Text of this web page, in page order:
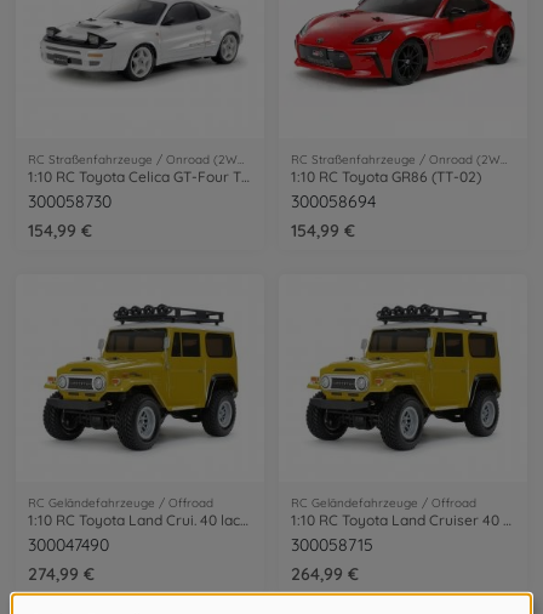
RC Straßenfahrzeuge / Onroad (2WD/4WD)
1:10 RC Toyota Celica GT-Four TT-02 ST185
300058730
154,99 €
RC Straßenfahrzeuge / Onroad (2WD/4WD)
1:10 RC Toyota GR86 (TT-02)
300058694
154,99 €
RC Geländefahrzeuge / Offroad
300047490
274,99 €
RC Geländefahrzeuge / Offroad
300058715
264,99 €